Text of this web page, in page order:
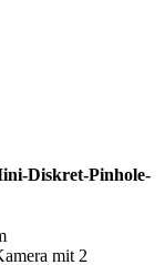
Diskret-Pinhole-
mit 2